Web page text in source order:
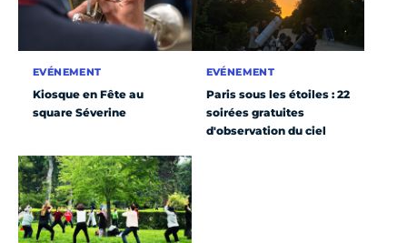
EVÉNEMENT
Kiosque en Fête au
square Séverine
EVÉNEMENT
Paris sous les étoiles : 22
soirées gratuites
d'observation du ciel